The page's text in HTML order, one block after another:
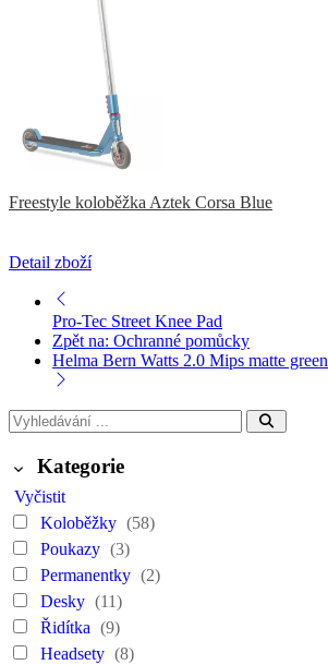
Freestyle koloběžka Aztek Corsa Blue
Detail zboží
Pro-Tec Street Knee Pad
Zpět na: Ochranné pomůcky
Helma Bern Watts 2.0 Mips matte green
Kategorie
Vyčistit
Koloběžky (58)
Poukazy (3)
Permanentky (2)
Desky (11)
Řidítka (9)
Headsety (8)